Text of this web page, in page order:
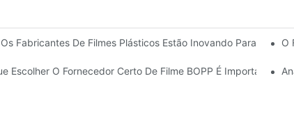
Fabricantes De Filmes Plásticos Estão Inovando Para A O
Luxuosas
Escolher O Fornecedor Certo De Filme BOPP É Importante